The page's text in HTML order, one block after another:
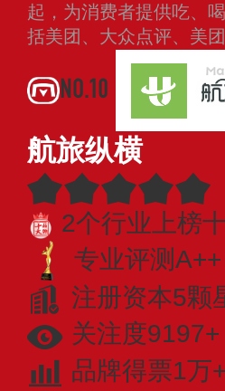
起，为消费者提供吃、
括美团、大众点评、美
NO.10
航旅纵横
2个行业上榜
专业​评测
注册资本5颗
关注度9197+
品牌得票1万+